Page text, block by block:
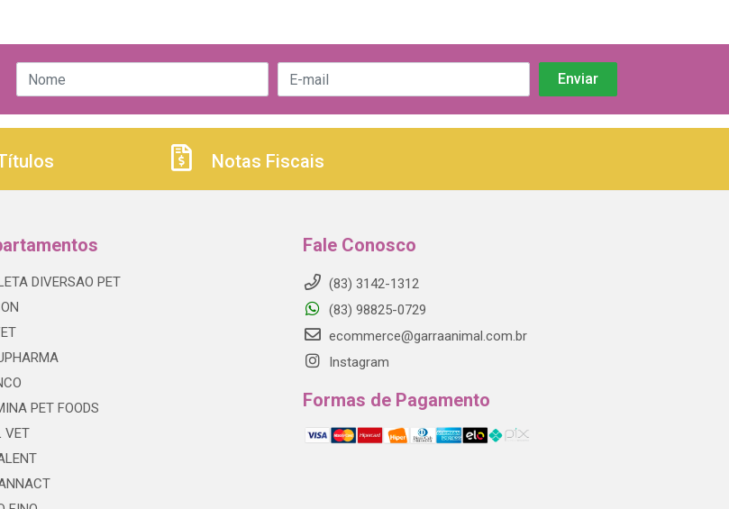
Notas Fiscais
DIVERSAO PET
PET FOODS
VET
Fale Conosco
(83) 3142-1312
(83) 98825-0729
ecommerce@garraanimal.com.br
Instagram
Formas de Pagamento